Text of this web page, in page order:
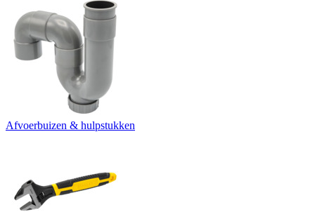
Afvoerbuizen & hulpstukken